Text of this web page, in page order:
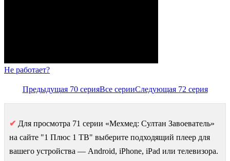
Не работает?
Предыдущая 70 серияВсе серииСледующая 72 серия
✔ Для просмотра 71 серии «Мехмед: Султан Завоеватель»
на сайте "1 Плюс 1 ТВ" выберите подходящий плеер для
вашего устройства — Android, iPhone, iPad или телевизора.